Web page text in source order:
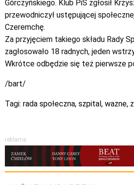
Górczyńskiego. Klub PiS zgłosił
przewodniczył ustępującej
Czeremchę.
Za przyjęciem takiego składu Rady
zagłosowało 18 radnych, jeden
Wkrótce odbędzie się też pierwsze
/bart/
Tagi: rada społeczna, szpital, wazne,
reklama